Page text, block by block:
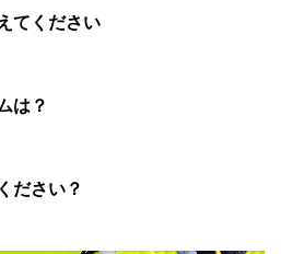
てください
は？
ださい？